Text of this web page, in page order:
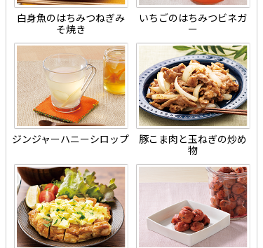
白身魚のはちみつねぎみ
そ焼き
いちごのはちみつビネガ
ー
ジンジャーハニーシロップ
豚こま肉と玉ねぎの炒め
物